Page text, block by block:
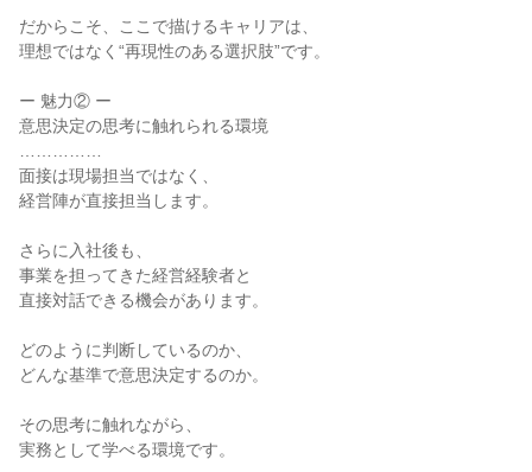
だからこそ、ここで描けるキャリアは、
理想ではなく“再現性のある選択肢”です。
ー 魅力② ー
意思決定の思考に触れられる環境
面接は現場担当ではなく、
経営陣が直接担当します。
さらに入社後も、
事業を担ってきた経営経験者と
直接対話できる機会があります。
どのように判断しているのか、
どんな基準で意思決定するのか。
その思考に触れながら、
実務として学べる環境です。